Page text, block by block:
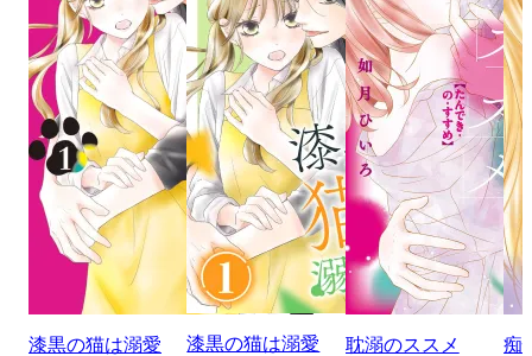
漆黒の猫は溺愛
漆黒の猫は溺愛
耽溺のススメ
痴